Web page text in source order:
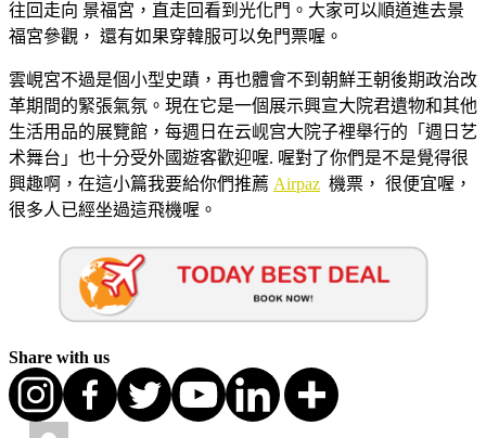
往回走向 景福宮，直走回看到光化門。大家可以順道進去景
福宮參觀， 還有如果穿韓服可以免門票喔。
雲峴宮不過是個小型史蹟，再也體會不到朝鮮王朝後期政治改
革期間的緊張氣氛。現在它是一個展示興宣大院君遺物和其他
生活用品的展覽館，每週日在云岘宫大院子裡舉行的「週日艺
术舞台」也十分受外國遊客歡迎喔. 喔對了你們是不是覺得很
興趣啊，在這小篇我要給你們推薦 Airpaz 機票， 很便宜喔，
很多人已經坐過這飛機喔。
Share with us